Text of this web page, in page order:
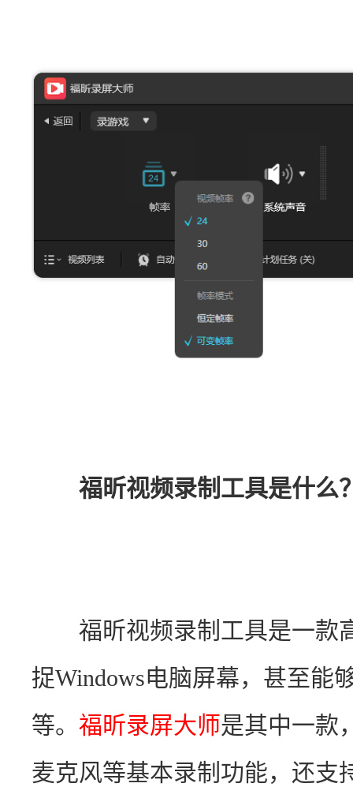
福昕视频录制工具是什么
福昕视频录制工具是一款
捉Windows电脑屏幕，甚至能
等。 福昕录屏大师是其中一款
麦克风等基本录制功能，还支